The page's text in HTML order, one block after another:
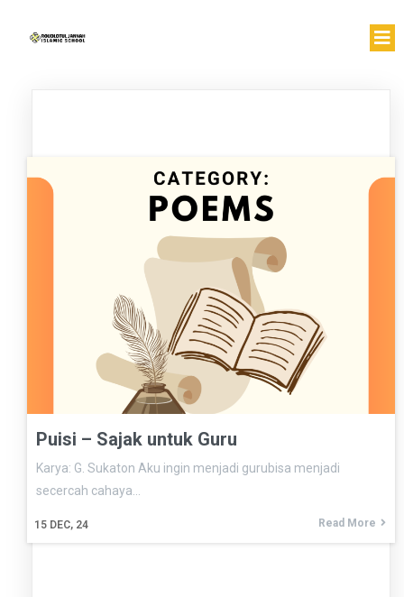
Puisi – Sajak untuk Guru
15 DEC, 24
Karya: G. Sukaton Aku ingin menjadi gurubisa menjadi
secercah cahaya…
Read More